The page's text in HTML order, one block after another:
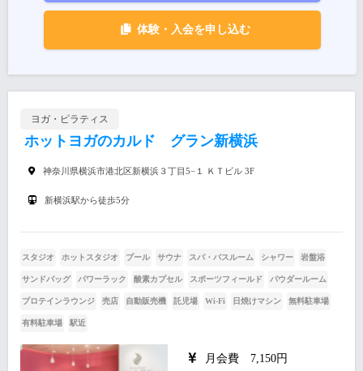
体験・入会を申し込む
ヨガ・ピラティス
ホットヨガのカルド グラン新横浜
神奈川県横浜市港北区新横浜３丁目5−１ ＫＴビル 3F
新横浜駅から徒歩5分
スタジオ ホットスタジオ プール サウナ スパ・バスルーム シャワー 岩盤浴
サンドバッグ パワーラック 酸素カプセル スポーツフィールド パウダールーム
プロテインラウンジ 売店 自動販売機 託児場 Wi-Fi 日焼けマシン 無料駐車場
有料駐車場 駅近
月会費 7,150円